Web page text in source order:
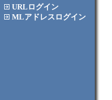
URL ログイン
MLアドレス ログイン